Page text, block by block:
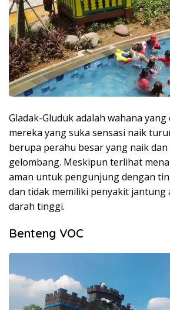
Gladak-Gluduk adalah wahana
mereka yang suka sensasi naik
berupa perahu besar yang naik
gelombang. Meskipun terlihat
aman untuk pengunjung dengan
dan tidak memiliki penyakit jantung
darah tinggi.
Benteng VOC